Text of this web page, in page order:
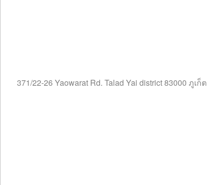
371/22-26 Yaowarat Rd. Talad Yai district 83000 ภูเก็ต